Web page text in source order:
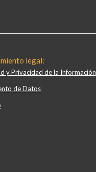
legal:
y Privacidad de la Información
de Datos